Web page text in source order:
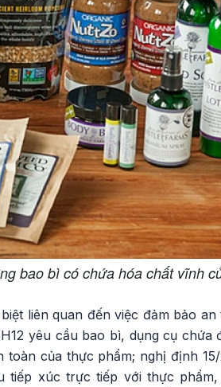
bao bì có chứa hóa chất vĩnh
liên quan đến việc đảm bảo an
yêu cầu bao bì, dụng cụ chứa
của thực phẩm; nghị định
tiếp xúc trực tiếp với thực phẩm,